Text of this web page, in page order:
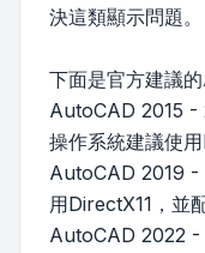
決這類顯示問題。
下面是官方建議
AutoCAD 2015 -
操作系統建議使
AutoCAD 2019 -
用DirectX11，並
AutoCAD 2022 -